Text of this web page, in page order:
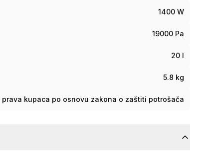
1400 W
19000 Pa
20 l
5.8 kg
kupaca po osnovu zakona o zaštiti potrošača